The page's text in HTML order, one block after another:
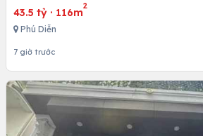
43.5 tỷ · 116m
2
Phú Diễn
7 giờ trước